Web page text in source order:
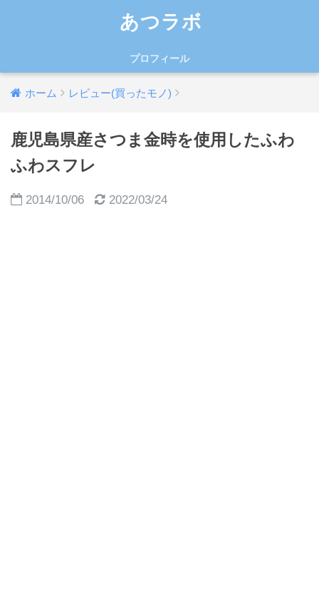
あつラボ
プロフィール
ホーム レビュー(買ったモノ)
鹿児島県産さつま金時を使用したふわ
ふわスフレ
2014/10/06 2022/03/24